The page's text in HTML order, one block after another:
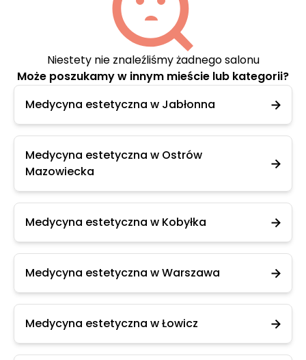
Niestety nie znaleźliśmy żadnego salonu
Może poszukamy w innym mieście lub kategorii?
Medycyna estetyczna w Jabłonna
Medycyna estetyczna w Ostrów
Mazowiecka
Medycyna estetyczna w Kobyłka
Medycyna estetyczna w Warszawa
Medycyna estetyczna w Łowicz